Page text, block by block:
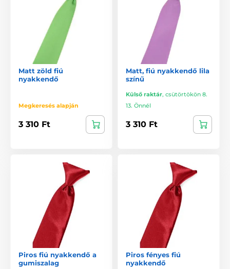
Matt zöld fiú
nyakkendő
Megkeresés alapján
3 310 Ft
Matt, fiú nyakkendő lila
színű
Külső raktár, csütörtökön 8.
13. Önnél
3 310 Ft
Piros fiú nyakkendő a
gumiszalag
Piros fényes fiú
nyakkendő